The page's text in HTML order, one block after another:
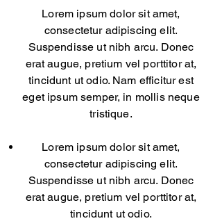
Lorem ipsum dolor sit amet,
consectetur adipiscing elit.
Suspendisse ut nibh arcu. Donec
erat augue, pretium vel porttitor at,
tincidunt ut odio. Nam efficitur est
eget ipsum semper, in mollis neque
tristique.
Lorem ipsum dolor sit amet,
consectetur adipiscing elit.
Suspendisse ut nibh arcu. Donec
erat augue, pretium vel porttitor at,
tincidunt ut odio.